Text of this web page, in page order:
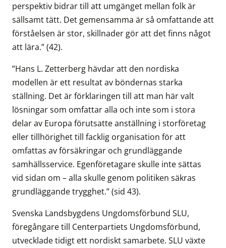
perspektiv bidrar till att umgänget mellan folk är
sällsamt tätt. Det gemensamma är så omfattande att
förståelsen är stor, skillnader gör att det finns något
att lära.” (42).
”Hans L. Zetterberg hävdar att den nordiska
modellen är ett resultat av böndernas starka
ställning. Det är förklaringen till att man här valt
lösningar som omfattar alla och inte som i stora
delar av Europa förutsatte anställning i storföretag
eller tillhörighet till facklig organisation för att
omfattas av försäkringar och grundläggande
samhällsservice. Egenföretagare skulle inte sättas
vid sidan om – alla skulle genom politiken säkras
grundläggande trygghet.” (sid 43).
Svenska Landsbygdens Ungdomsförbund SLU,
föregångare till Centerpartiets Ungdomsförbund,
utvecklade tidigt ett nordiskt samarbete. SLU växte